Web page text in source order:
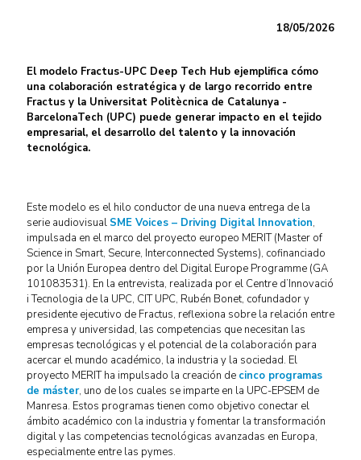
18/05/2026
El modelo Fractus-UPC Deep Tech Hub ejemplifica cómo
una colaboración estratégica y de largo recorrido entre
Fractus y la Universitat Politècnica de Catalunya -
BarcelonaTech (UPC) puede generar impacto en el tejido
empresarial, el desarrollo del talento y la innovación
tecnológica.
Este modelo es el hilo conductor de una nueva entrega de la
serie audiovisual SME Voices – Driving Digital Innovation,
impulsada en el marco del proyecto europeo MERIT (Master of
Science in Smart, Secure, Interconnected Systems), cofinanciado
por la Unión Europea dentro del Digital Europe Programme (GA
101083531). En la entrevista, realizada por el Centre d’Innovació
i Tecnologia de la UPC, CIT UPC, Rubén Bonet, cofundador y
presidente ejecutivo de Fractus, reflexiona sobre la relación entre
empresa y universidad, las competencias que necesitan las
empresas tecnológicas y el potencial de la colaboración para
acercar el mundo académico, la industria y la sociedad. El
proyecto MERIT ha impulsado la creación de cinco programas
de máster, uno de los cuales se imparte en la UPC-EPSEM de
Manresa. Estos programas tienen como objetivo conectar el
ámbito académico con la industria y fomentar la transformación
digital y las competencias tecnológicas avanzadas en Europa,
especialmente entre las pymes.